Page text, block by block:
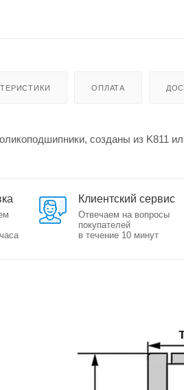
ОПЛАТА
созданы из K811
Клиентский сервис
Отвечаем на вопросы
покупателей
в течение 10 минут